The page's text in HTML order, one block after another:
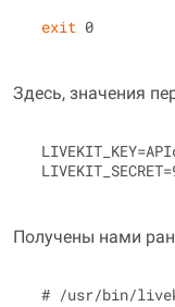
exit
0
Здесь, значения
Получены нами